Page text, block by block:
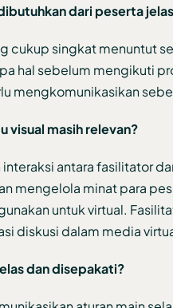
dari peserta
cukup singkat menuntut
hal sebelum mengikuti
mengkomunikasikan
visual masih relevan?
antara fasilitator
mengelola minat para
untuk virtual.
diskusi dalam media
dan disepakati?